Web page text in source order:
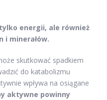
energii, ale również
i minerałów.
skutkować spadkiem
do katabolizmu
wpływa na osiągane
aktywne powinny